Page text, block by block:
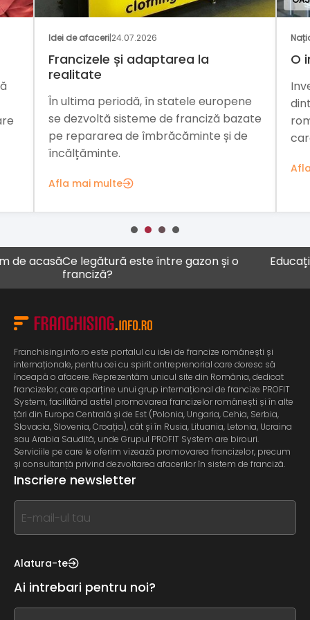
Idei de afaceri|24.07.2026
Francizele și adaptarea la
realitate
În ultima periodă, în statele europene
se dezvoltă sisteme de franciză bazate
pe repararea de îmbrăcăminte și de
încălțăminte.
Afla mai multe
O
Ce legătură este între gazon și o
franciză?
Educația ca
Franchising.info.ro este portalul cu idei de francize românești și
internaționale, pentru cei cu spirit antreprenorial care doresc să
înceapă o afacere. Reprezentăm unicul site din România, dedicat
francizelor, care aparține unui grup internațional de francize PROFIT
System, facilitând astfel promovarea francizelor românești și în alte
țări din Europa Centrală și de Est (Polonia, Ungaria, Cehia, Serbia,
Slovacia, Slovenia, Croația), cât și în Rusia, Lituania, Letonia, Ucraina
sau Arabia Saudită, unde Grupul PROFIT System are birouri.
Serviciile pe care le oferim vizează promovarea francizelor, precum
și consultanță privind dezvoltarea afacerilor în sistem de franciză.
Inscriere newsletter
If
you
this,
this
form
Alatura-te
Ai intrebari pentru noi?
If